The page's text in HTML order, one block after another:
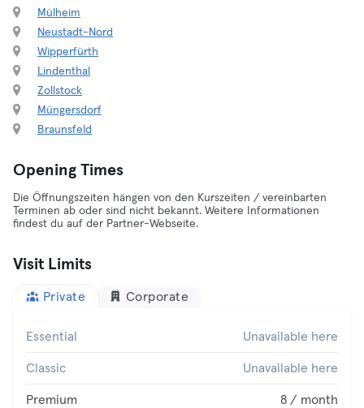
Mülheim
Neustadt-Nord
Wipperfürth
Lindenthal
Zollstock
Müngersdorf
Braunsfeld
Opening Times
Die Öffnungszeiten hängen von den Kurszeiten / vereinbarten
Terminen ab oder sind nicht bekannt. Weitere Informationen
findest du auf der Partner-Webseite.
Visit Limits
Private Corporate
Essential Unavailable here
Classic Unavailable here
Premium 8 / month